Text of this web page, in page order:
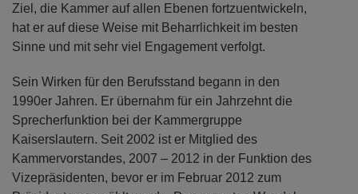
Ziel, die Kammer auf allen Ebenen fortzuentwickeln,
hat er auf diese Weise mit Beharrlichkeit im besten
Sinne und mit sehr viel Engagement verfolgt.
Sein Wirken für den Berufsstand begann in den
1990er Jahren. Er übernahm für ein Jahrzehnt die
Sprecherfunktion bei der Kammergruppe
Kaiserslautern. Seit 2002 ist er Mitglied des
Kammervorstandes, 2007 – 2012 in der Funktion des
Vizepräsidenten, bevor er im Februar 2012 zum